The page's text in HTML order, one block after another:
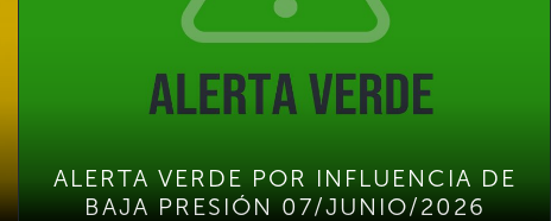
ALERTA VERDE POR INFLUENCIA DE
BAJA PRESIÓN 07/JUNIO/2026